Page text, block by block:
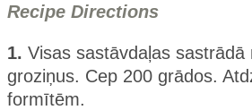
Recipe Directions
1. Visas sastāvdaļas sastrādā
groziņus. Cep 200 grādos.
formītēm.